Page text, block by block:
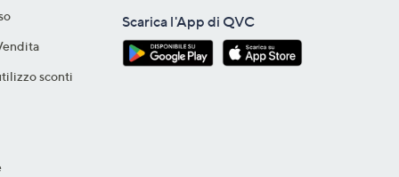
sconti
Scarica l'App di QVC